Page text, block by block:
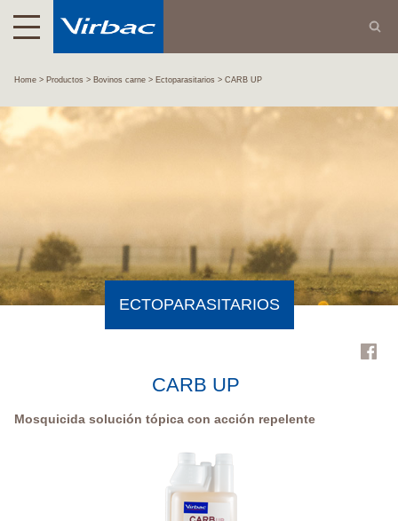
Home Productos Bovinos carne Ectoparasitarios CARB UP
ECTOPARASITARIOS
CARB UP
Mosquicida solución tópica con acción repelente